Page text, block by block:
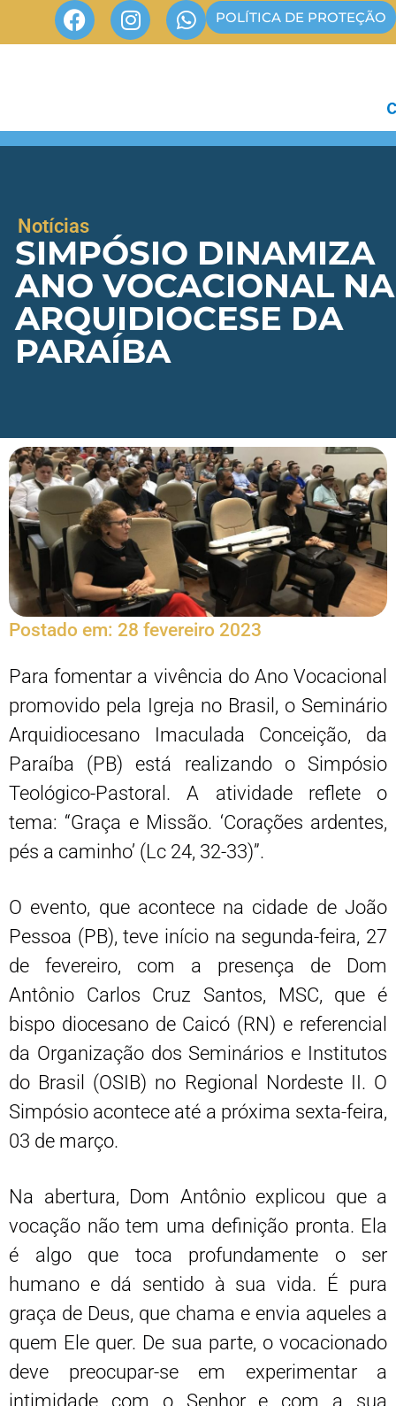
POLÍTICA DE PROTEÇÃO
Notícias
SIMPÓSIO DINAMIZA
ANO VOCACIONAL NA
ARQUIDIOCESE DA
PARAÍBA
Postado em: 28 fevereiro 2023
Para fomentar a vivência do Ano Vocacional
promovido pela Igreja no Brasil, o Seminário
Arquidiocesano Imaculada Conceição, da
Paraíba (PB) está realizando o Simpósio
Teológico-Pastoral. A atividade reflete o
tema: “Graça e Missão. ‘Corações ardentes,
pés a caminho’ (Lc 24, 32-33)”.
O evento, que acontece na cidade de João
Pessoa (PB), teve início na segunda-feira, 27
de fevereiro, com a presença de Dom
Antônio Carlos Cruz Santos, MSC, que é
bispo diocesano de Caicó (RN) e referencial
da Organização dos Seminários e Institutos
do Brasil (OSIB) no Regional Nordeste II. O
Simpósio acontece até a próxima sexta-feira,
03 de março.
Na abertura, Dom Antônio explicou que a
vocação não tem uma definição pronta. Ela
é algo que toca profundamente o ser
humano e dá sentido à sua vida. É pura
graça de Deus, que chama e envia aqueles a
quem Ele quer. De sua parte, o vocacionado
deve preocupar-se em experimentar a
intimidade com o Senhor e com a sua